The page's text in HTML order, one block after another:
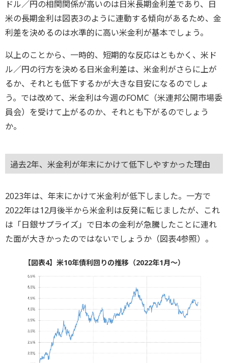
ドル／円の相関関係が高いのは日米長期金利差であり、日
米の長期金利は図表3のように連動する傾向があるため、金
利差を決めるのは水準的に高い米金利が基本でしょう。
以上のことから、一時的、短期的な反応はともかく、米ド
ル／円の行方を決める日米金利差は、米金利がさらに上が
るか、それとも低下するかが大きな目安になるのでしょ
う。では改めて、米金利は今週のFOMC（米連邦公開市場委
員会）を受けて上がるのか、それとも下がるのでしょう
か。
過去2年、米金利が年末にかけて低下しやすかった理由
2023年は、年末にかけて米金利が低下しました。一方で
2022年は12月後半から米金利は反発に転じましたが、これ
は「日銀サプライズ」で日本の金利が急騰したことに連れ
た面が大きかったのではないでしょうか（図表4参照）。
【図表4】米10年債利回りの推移（2022年1月～）